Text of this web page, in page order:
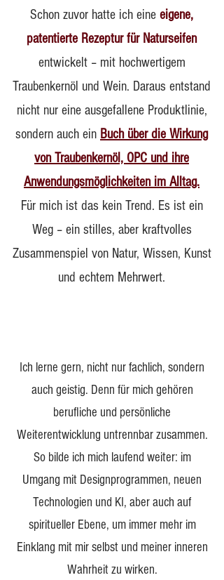
Schon zuvor hatte ich eine eigene,
patentierte Rezeptur für Naturseifen
entwickelt – mit hochwertigem
Traubenkernöl und Wein. Daraus entstand
nicht nur eine ausgefallene Produktlinie,
sondern auch ein Buch über die Wirkung
von Traubenkernöl, OPC und ihre
Anwendungsmöglichkeiten im Alltag.
Für mich ist das kein Trend. Es ist ein
Weg – ein stilles, aber kraftvolles
Zusammenspiel von Natur, Wissen, Kunst
und echtem Mehrwert.
Ich lerne gern, nicht nur fachlich, sondern
auch geistig. Denn für mich gehören
berufliche und persönliche
Weiterentwicklung untrennbar zusammen.
So bilde ich mich laufend weiter: im
Umgang mit Designprogrammen, neuen
Technologien und KI, aber auch auf
spiritueller Ebene, um immer mehr im
Einklang mit mir selbst und meiner inneren
Wahrheit zu wirken.